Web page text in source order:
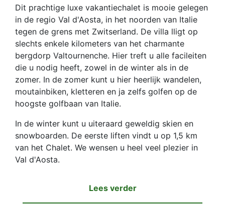
Dit prachtige luxe vakantiechalet is mooie gelegen
in de regio Val d'Aosta, in het noorden van Italie
tegen de grens met Zwitserland. De villa lligt op
slechts enkele kilometers van het charmante
bergdorp Valtournenche. Hier treft u alle facileiten
die u nodig heeft, zowel in de winter als in de
zomer. In de zomer kunt u hier heerlijk wandelen,
moutainbiken, kletteren en ja zelfs golfen op de
hoogste golfbaan van Italie.
In de winter kunt u uiteraard geweldig skien en
snowboarden. De eerste liften vindt u op 1,5 km
van het Chalet. We wensen u heel veel plezier in
Val d'Aosta.
Lees verder